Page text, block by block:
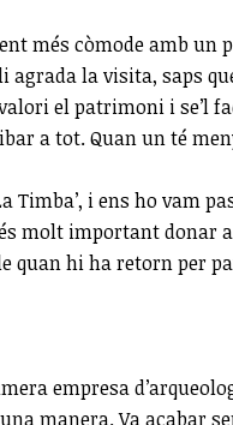
més còmode amb un
agrada la visita, saps
el patrimoni i se’l
a tot. Quan un té
Timba’, i ens ho vam
molt important donar
quan hi ha retorn per
empresa
manera. Va acabar